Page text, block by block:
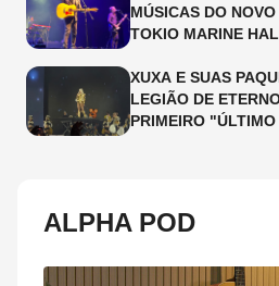
MÚSICAS DO
TOKIO MARINE
XUXA E SUAS
LEGIÃO DE
PRIMEIRO
ALPHA POD